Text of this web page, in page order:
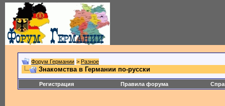
Форум Германии > Разное
Знакомства в Германии по-русски
Регистрация Правила форума